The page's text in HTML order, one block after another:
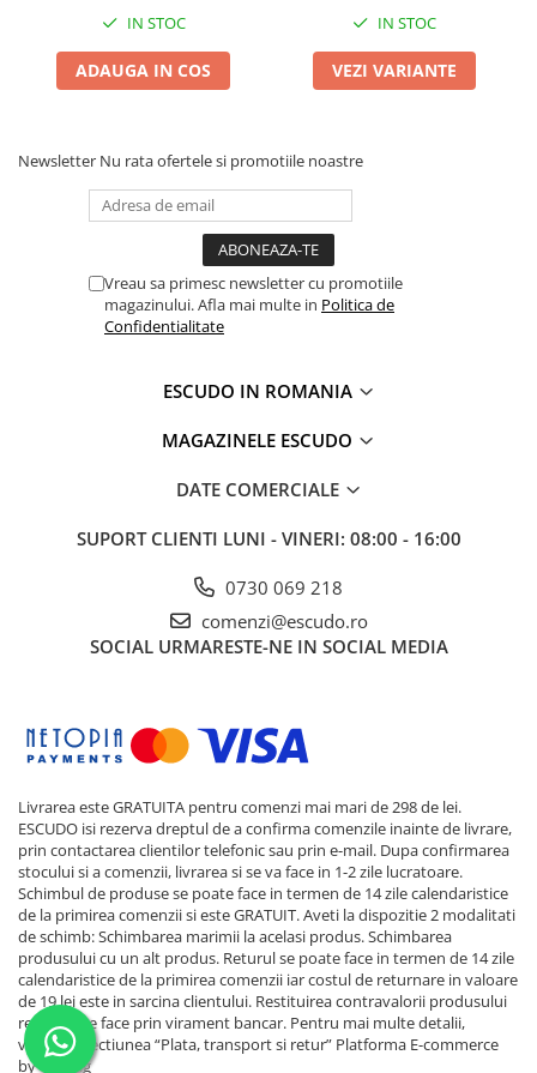
IN STOC
ADAUGA IN COS
IN STOC
VEZI VARIANTE
Newsletter Nu rata ofertele si promotiile noastre
Vreau sa primesc newsletter cu promotiile
magazinului. Afla mai multe in Politica de
Confidentialitate
ESCUDO IN ROMANIA
MAGAZINELE ESCUDO
DATE COMERCIALE
SUPORT CLIENTI LUNI - VINERI: 08:00 - 16:00
0730 069 218
comenzi@escudo.ro
SOCIAL URMARESTE-NE IN SOCIAL MEDIA
Livrarea este GRATUITA pentru comenzi mai mari de 298 de lei.
ESCUDO isi rezerva dreptul de a confirma comenzile inainte de livrare,
prin contactarea clientilor telefonic sau prin e-mail. Dupa confirmarea
stocului si a comenzii, livrarea si se va face in 1-2 zile lucratoare.
Schimbul de produse se poate face in termen de 14 zile calendaristice
de la primirea comenzii si este GRATUIT. Aveti la dispozitie 2 modalitati
de schimb: Schimbarea marimii la acelasi produs. Schimbarea
produsului cu un alt produs. Returul se poate face in termen de 14 zile
calendaristice de la primirea comenzii iar costul de returnare in valoare
de 19 lei este in sarcina clientului. Restituirea contravalorii produsului
returnat se face prin virament bancar. Pentru mai multe detalii,
verificati sectiunea “Plata, transport si retur” Platforma E-commerce
by Gomag